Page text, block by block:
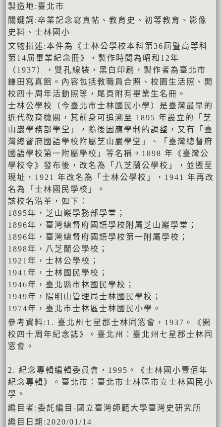
製造地:臺北市
關鍵詞:卒業記念寫真帖、教育史、初等教育、影像
史料、士林國小
文物描述:本件為《士林公學校本科第36屆暨高等科
第14屆畢業紀念冊》，製作時間為昭和12年
（1937），雙孔線裝，黑白印刷，製作者為臺北市
鎌田寫真館。內容包括教職員合照、校園生活照、開
校四十周年活動照等，尾頁附有畢業生名冊。
士林公學校（今臺北市士林國民小學）是臺灣最早的
近代教育機關，其前身可追溯至 1895 年設立的「芝
山巖學務部學堂」，隨後因應學制的調整，又有「臺
灣總督府國語學校附屬芝山嚴學堂」、「臺灣總督府
國語學校第一附屬學校」等名稱。1898 年《臺灣公
學校令》發布後，改名為「八芝蘭公學校」，並遷至
現址，1921 年改名為「士林公學校」，1941 年再改
名為「士林國民學校」。
該校名沿革，如下：
1895年，芝山巖學務部學堂；
1896年，臺灣總督府國語學校附屬芝山巖學堂；
1896年，臺灣總督府國語學校第一附屬學校；
1898年，八芝蘭公學校；
1921年，士林公學校；
1941年，士林國民學校；
1946年，臺北縣市林國民學校；
1949年，陽明山管理局士林國民學校；
1974年，臺北市士林區士林國民小學。
參考資料:1. 臺北州七星郡士林同窓會，1937。《開
校四十周年紀念誌》。臺北州：臺北州七星郡士林同
窓會。
2. 紀念專輯編輯委員會，1995。《士林國小壹佰年
紀念專輯》。臺北市：臺北市士林區市立士林國民小
學。
編目者:委託編目-國立臺灣師範大學臺灣史研究所
編目日期:2020/01/14